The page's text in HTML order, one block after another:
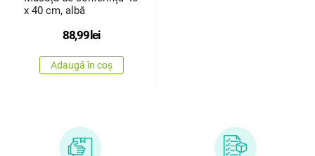
x 40 cm, albă
88,99lei
Adaugă în coș